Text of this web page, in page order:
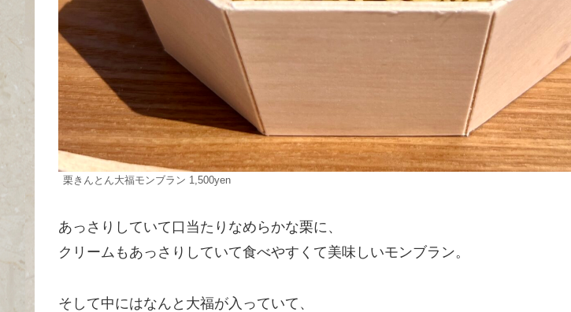
栗きんとん大福モンブラン 1,500yen
あっさりしていて口当たりなめらかな栗に、
クリームもあっさりしていて食べやすくて美味しいモンブラン。
そして中にはなんと大福が入っていて、